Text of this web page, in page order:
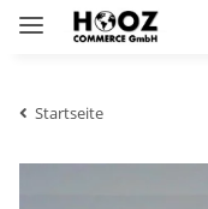
Startseite